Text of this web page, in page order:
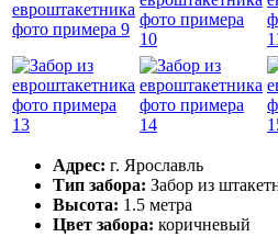
Адрес: г. Ярославль
Тип забора: Забор из
Высота: 1.5 метра
Цвет забора: коричневый